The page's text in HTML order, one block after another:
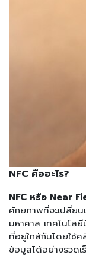
NFC คืออะไร?
NFC หรือ Near
ศักยภาพที่จะเปลี่ย
มหาศาล เทคโนโล
ที่อยู่ใกล้กันโดยใช้ค
ข้อมูลได้อย่างรวดเ